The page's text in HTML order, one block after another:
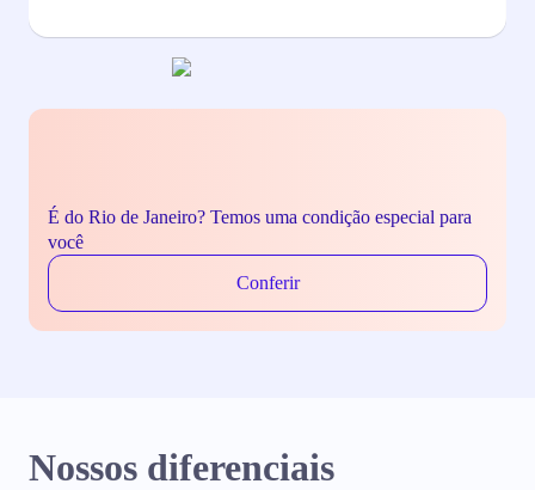
É do Rio de Janeiro? Temos uma condição especial para
você
Conferir
Nossos diferenciais